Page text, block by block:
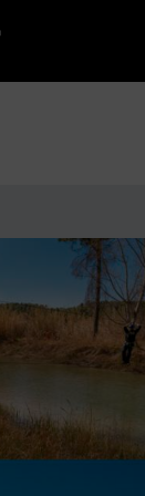
twitter
sur sur